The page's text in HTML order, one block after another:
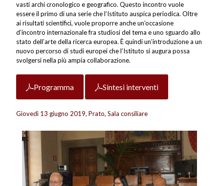
vasti archi cronologico e geografico. Questo incontro vuole
essere il primo di una serie che l’Istituto auspica periodica. Oltre
ai risultati scientifici, vuole proporre anche un’occasione
d’incontro internazionale fra studiosi del tema e uno sguardo allo
stato dell’arte della ricerca europea. È quindi un’introduzione a un
nuovo percorso di studi europei che l’Istituto si augura possa
svolgersi nella più ampia collaborazione.
Programma Sintesi interventi
Giovedì 13 giugno 2019, Prato, Sala consiliare